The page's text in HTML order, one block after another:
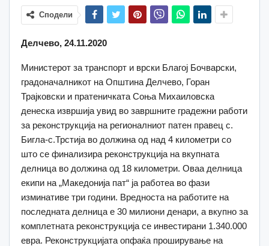
Сподели
Делчево, 24.11.2020
Министерот за транспорт и врски Благој Бочварски,
градоначалникот на Општина Делчево, Горан
Трајковски и пратеничката Соња Михаиловска
денеска извршија увид во завршните градежни работи
за реконструкција на регионалниот патен правец с.
Бигла-с.Трстија во должина од над 4 километри со
што се финализира реконструкција на вкупната
делница во должина од 18 километри. Оваа делница
екипи на „Македонија пат“ ја работеа во фази
изминативе три години. Вредноста на работите на
последната делница е 30 милиони денари, а вкупно за
комплетната реконструкција се инвестирани 1.340.000
евра. Реконструкцијата опфаќа проширување на